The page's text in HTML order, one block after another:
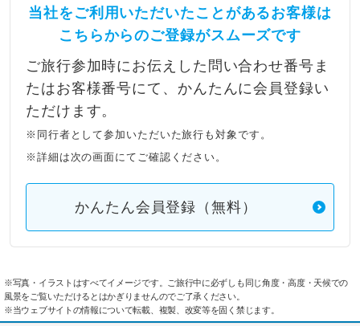
当社をご利用いただいたことがあるお客様は
こちらからのご登録がスムーズです
ご旅行参加時にお伝えした問い合わせ番号ま
たはお客様番号にて、かんたんに会員登録い
ただけます。
※同行者として参加いただいた旅行も対象です。
※詳細は次の画面にてご確認ください。
かんたん会員登録（無料）
※写真・イラストはすべてイメージです。ご旅行中に必ずしも同じ角度・高度・天候での
風景をご覧いただけるとはかぎりませんのでご了承ください。
※当ウェブサイトの情報について転載、複製、改変等を固く禁じます。